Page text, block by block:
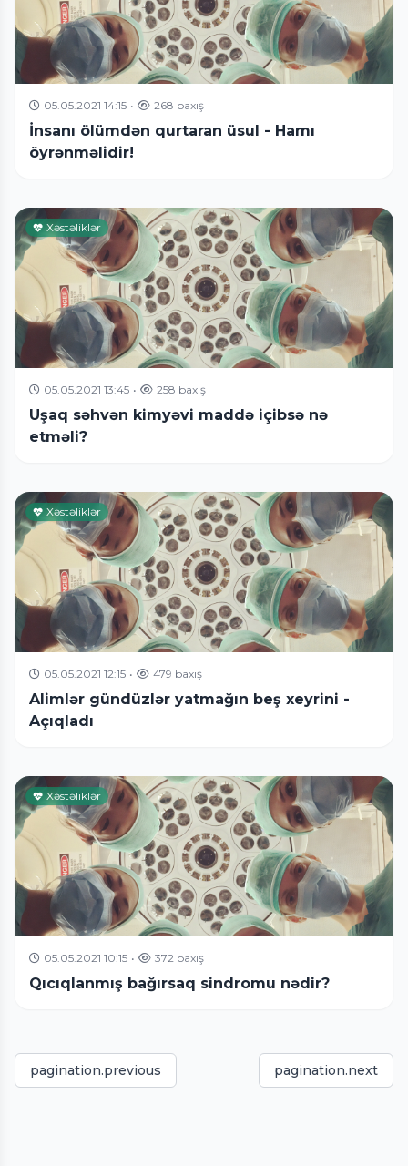
05.05.2021 14:15 • 268 baxış
İnsanı ölümdən qurtaran üsul - Hamı
öyrənməlidir!
Xəstəliklər
05.05.2021 13:45 • 258 baxış
Uşaq səhvən kimyəvi maddə içibsə nə
etməli?
Xəstəliklər
05.05.2021 12:15 • 479 baxış
Alimlər gündüzlər yatmağın beş xeyrini -
Açıqladı
Xəstəliklər
05.05.2021 10:15 • 372 baxış
Qıcıqlanmış bağırsaq sindromu nədir?
pagination.previous pagination.next